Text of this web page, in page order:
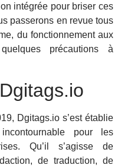
intégrée pour briser ces
passerons en revue tous
du fonctionnement aux
précautions à
Dgitags.io s’est établie
pour les
Qu’il s’agisse de
de traduction, de